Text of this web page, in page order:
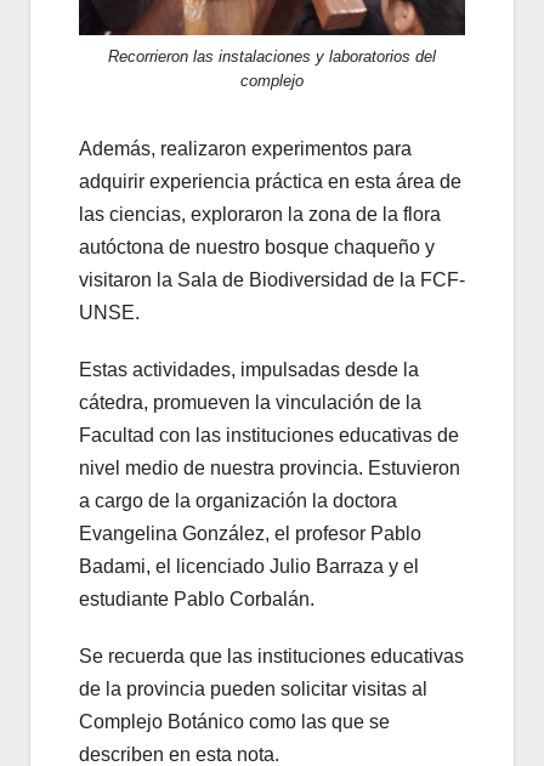
Recorrieron las instalaciones y laboratorios del
complejo
Además, realizaron experimentos para
adquirir experiencia práctica en esta área de
las ciencias, exploraron la zona de la flora
autóctona de nuestro bosque chaqueño y
visitaron la Sala de Biodiversidad de la FCF-
UNSE.
Estas actividades, impulsadas desde la
cátedra, promueven la vinculación de la
Facultad con las instituciones educativas de
nivel medio de nuestra provincia. Estuvieron
a cargo de la organización la doctora
Evangelina González, el profesor Pablo
Badami, el licenciado Julio Barraza y el
estudiante Pablo Corbalán.
Se recuerda que las instituciones educativas
de la provincia pueden solicitar visitas al
Complejo Botánico como las que se
describen en esta nota.